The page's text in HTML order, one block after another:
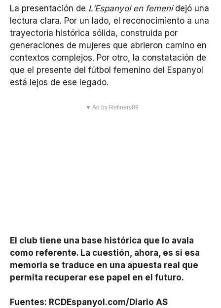
La presentación de L’Espanyol en femenídejó una
lectura clara. Por un lado, el reconocimiento a una
trayectoria histórica sólida, construida por
generaciones de mujeres que abrieron camino en
contextos complejos. Por otro, la constatación de
que el presente del fútbol femenino del Espanyol
está lejos de ese legado.
▼ Ad by Refinery89
El club tiene una base histórica que lo avala
como referente. La cuestión, ahora, es si esa
memoria se traduce en una apuesta real que
permita recuperar ese papel en el futuro.
Fuentes: RCDEspanyol.com/Diario AS